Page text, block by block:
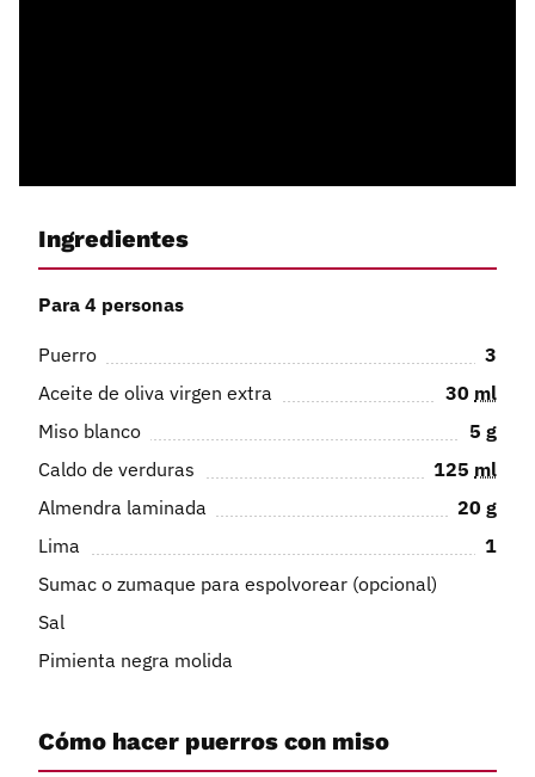
Ingredientes
Para 4 personas
Puerro
3
Aceite de oliva virgen extra
30 ml
Miso blanco
5 g
Caldo de verduras
125 ml
Almendra laminada
20 g
Lima
1
Sumac o zumaque para espolvorear (opcional)
Sal
Pimienta negra molida
Cómo hacer puerros con miso